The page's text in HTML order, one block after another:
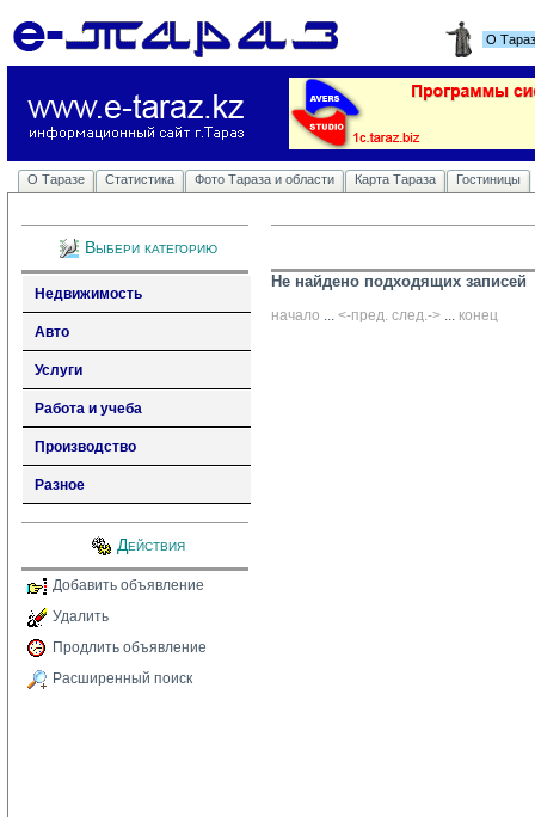
О
О Таразе Статистика Фото Тараза и области Карта Тараза Гостиницы
Выбери категорию
Недвижимость
Авто
Услуги
Работа и учеба
Производство
Разное
Действия
Добавить объявление
Удалить
Продлить объявление
Расширенный поиск
Не найдено подходящих записей
начало ... <-пред. след.-> ... конец